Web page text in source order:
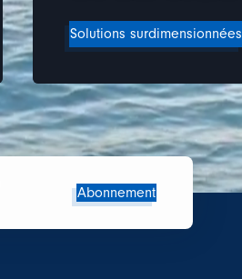
Solutions surdimensionnées
Abonnement